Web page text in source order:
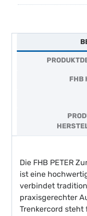
FHB
Die FHB PETER
ist eine
verbindet
praxisgerechter
Trenkercord steht